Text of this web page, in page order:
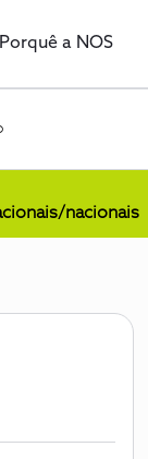
Porquê a NOS
nacionais